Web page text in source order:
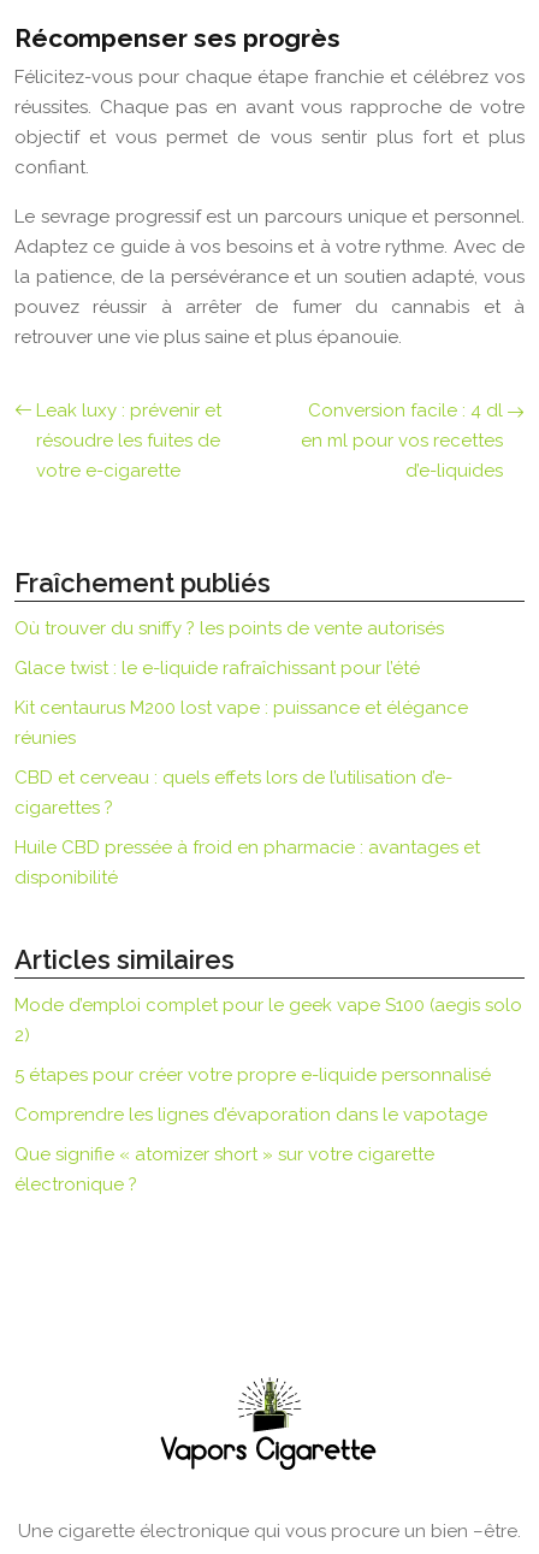
Récompenser ses progrès
Félicitez-vous pour chaque étape franchie et célébrez vos
réussites. Chaque pas en avant vous rapproche de votre
objectif et vous permet de vous sentir plus fort et plus
confiant.
Le sevrage progressif est un parcours unique et personnel.
Adaptez ce guide à vos besoins et à votre rythme. Avec de
la patience, de la persévérance et un soutien adapté, vous
pouvez réussir à arrêter de fumer du cannabis et à
retrouver une vie plus saine et plus épanouie.
Leak luxy : prévenir et
résoudre les fuites de
votre e-cigarette
Conversion facile : 4 dl
en ml pour vos recettes
d’e-liquides
Fraîchement publiés
Où trouver du sniffy ? les points de vente autorisés
Glace twist : le e-liquide rafraîchissant pour l’été
Kit centaurus M200 lost vape : puissance et élégance
réunies
CBD et cerveau : quels effets lors de l’utilisation d’e-
cigarettes ?
Huile CBD pressée à froid en pharmacie : avantages et
disponibilité
Articles similaires
Mode d’emploi complet pour le geek vape S100 (aegis solo
2)
5 étapes pour créer votre propre e-liquide personnalisé
Comprendre les lignes d’évaporation dans le vapotage
Que signifie « atomizer short » sur votre cigarette
électronique ?
Une cigarette électronique qui vous procure un bien –être.